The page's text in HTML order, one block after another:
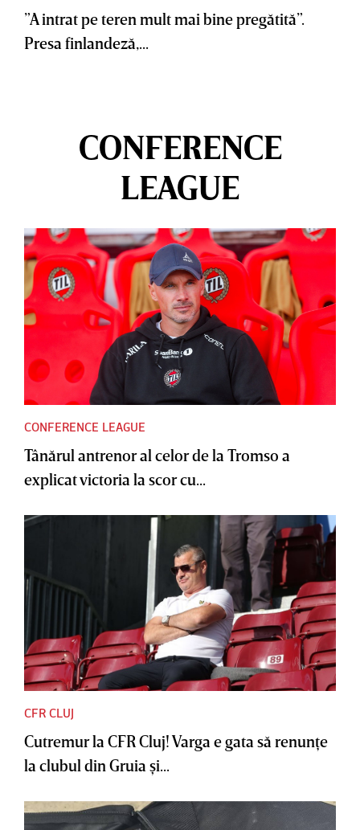
”A intrat pe teren mult mai bine pregătită”.
Presa finlandeză,...
CONFERENCE
LEAGUE
CONFERENCE LEAGUE
Tânărul antrenor al celor de la Tromso a
explicat victoria la scor cu...
CFR CLUJ
Cutremur la CFR Cluj! Varga e gata să renunţe
la clubul din Gruia şi...